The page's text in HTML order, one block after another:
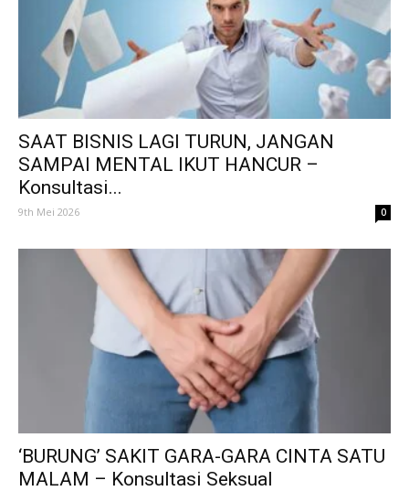
SAAT BISNIS LAGI TURUN, JANGAN
SAMPAI MENTAL IKUT HANCUR –
Konsultasi...
9th Mei 2026 0
‘BURUNG’ SAKIT GARA-GARA CINTA SATU
MALAM – Konsultasi Seksual